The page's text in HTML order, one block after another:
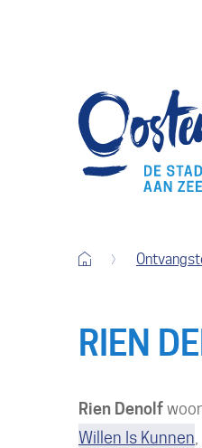
Terug
naar
startpagina
Stad
Oostende
Startpagina
RIEN
Rien Denolf
Willen Is Kunnen